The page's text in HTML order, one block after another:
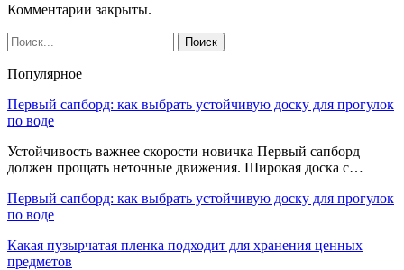
Комментарии закрыты.
Популярное
Первый сапборд: как выбрать устойчивую доску для прогулок
по воде
Устойчивость важнее скорости новичка Первый сапборд
должен прощать неточные движения. Широкая доска с…
Первый сапборд: как выбрать устойчивую доску для прогулок
по воде
Какая пузырчатая пленка подходит для хранения ценных
предметов